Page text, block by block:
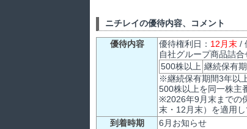
ニチレイの優待内容、コメント
優待内容 優待権利日： 12月末 /
自社グループ商品詰合
500株以上 継続保有
※継続保有期間3年以
500株以上を同一株主
※2026年9月末までの
末・12月末）を適用し
到着時期
6月お知らせ